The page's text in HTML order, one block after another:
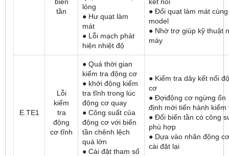
tần
lỏng
● Hư quạt làm
mát
● Lỗi mạch phát
hiện nhiệt độ
● Đổi quạt làm mát cùng
model
● Nhờ trợ giúp kỹ thuật
máy
E.TE1
Lỗi
kiểm
tra
động
cơ tĩnh
● Quá thời gian
kiểm tra động cơ
● khởi động kiểm
tra tĩnh trong lúc
động cơ quay
● Công suất của
động cơ với biến
tần chênh lệch
quá lớn
● Cài đặt tham số
● Kiểm tra dây kết nối
cơ
● Đợiđộng cơ ngừng ổn
định mới tiến hành kiểm
● Đổi biến tần có công
phù hợp
● Dựa vào nhãn động cơ
cài đặt lại